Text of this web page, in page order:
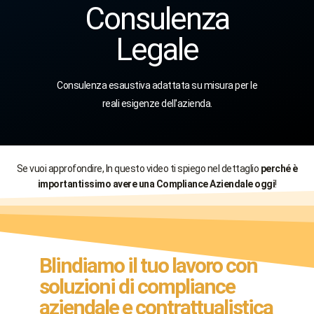
Consulenza
Legale
Consulenza esaustiva adattata su misura per le
reali esigenze dell'azienda.
Se vuoi approfondire, In questo video ti spiego nel dettaglio perché è
importantissimo avere una Compliance Aziendale oggi!
Blindiamo il tuo lavoro con
soluzioni di compliance
aziendale e contrattualistica